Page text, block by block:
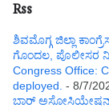
Rss
ಶಿವಮೊಗ್ಗ ಜಿಲ್ಲಾ
ಗೊಂದಲ, ಪೊಲೀಸರ
Congress Office:
deployed. - 8/7/
ಬಾರ್ ಅಸೋಸಿಯೇಷನ್